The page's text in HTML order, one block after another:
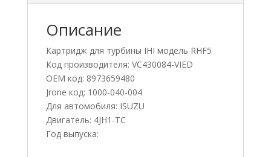
Описание
Картридж для турбины IHI модель RHF5
Код производителя: VC430084-VIED
OEM код: 8973659480
Jrone код: 1000-040-004
Для автомобиля: ISUZU
Двигатель: 4JH1-TC
Год выпуска: